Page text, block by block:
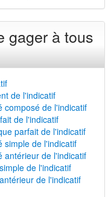
gager à tous
de l'indicatif
composé de l'indicatif
de l'indicatif
parfait de l'indicatif
simple de l'indicatif
antérieur de l'indicatif
de l'indicatif
de l'indicatif